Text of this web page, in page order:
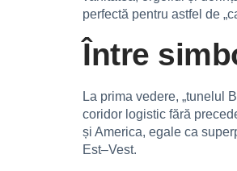
perfectă pentru astfel de
Între
La prima vedere, „tunelul
coridor logistic fără
și America, egale ca
Est–Vest.